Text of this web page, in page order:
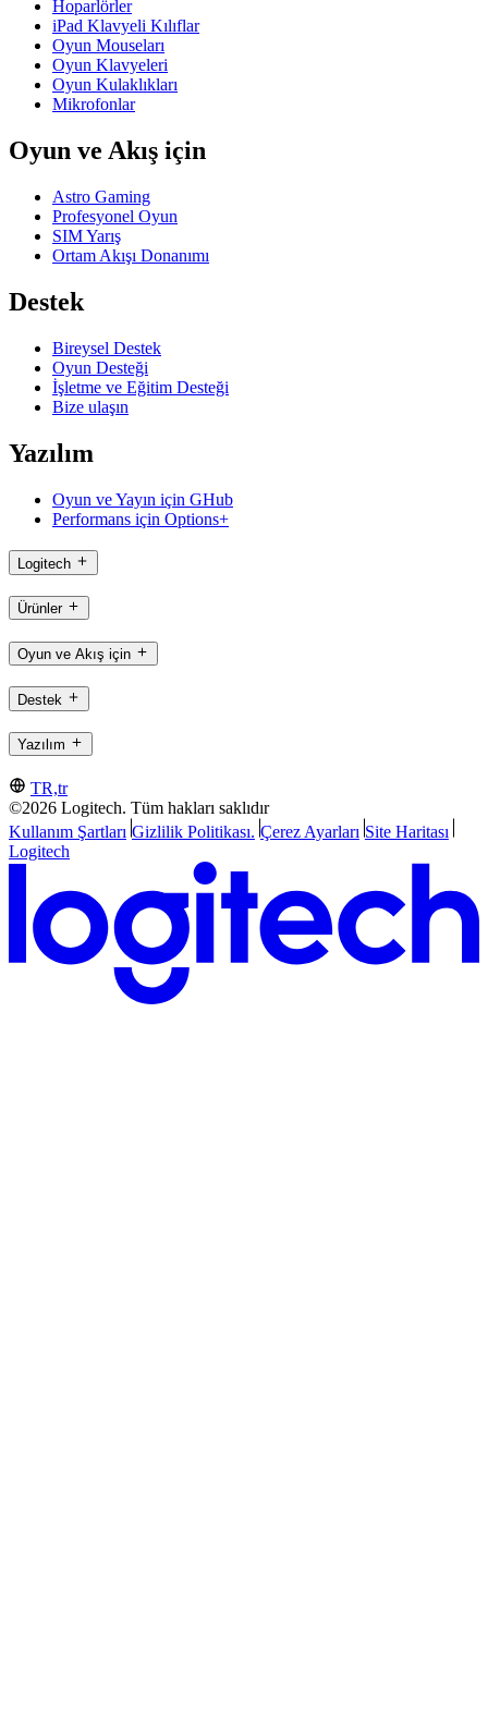
Hoparlörler
iPad Klavyeli Kılıflar
Oyun Mouseları
Oyun Klavyeleri
Oyun Kulaklıkları
Mikrofonlar
Oyun ve Akış için
Astro Gaming
Profesyonel Oyun
SIM Yarış
Ortam Akışı Donanımı
Destek
Bireysel Destek
Oyun Desteği
İşletme ve Eğitim Desteği
Bize ulaşın
Yazılım
Oyun ve Yayın için GHub
Performans için Options+
Logitech
Ürünler
Oyun ve Akış için
Destek
Yazılım
TR,tr
©2026 Logitech. Tüm hakları saklıdır
Kullanım Şartları Gizlilik Politikası. Çerez Ayarları Site Haritası
Logitech